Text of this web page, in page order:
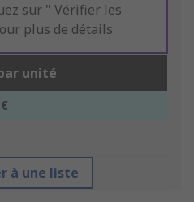
sur " Vérifier les
plus de détails
unité
à une liste